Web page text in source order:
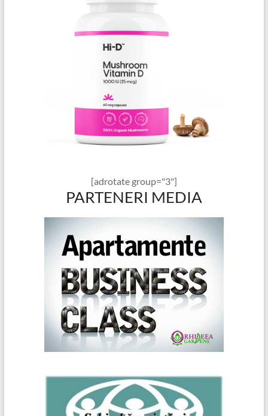
[adrotate group="3"]
PARTENERI MEDIA